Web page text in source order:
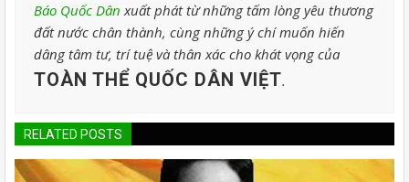
Báo Quốc Dân xuất phát từ những tấm lòng yêu thương
đất nước chân thành, cùng những ý chí muốn hiến
dâng tâm tư, trí tuệ và thân xác cho khát vọng của
TOÀN THỂ QUỐC DÂN VIỆT.
RELATED POSTS